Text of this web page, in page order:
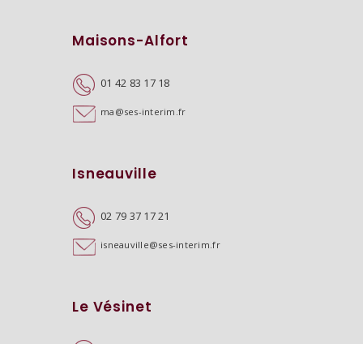
Maisons-Alfort
01 42 83 17 18
ma@ses-interim.fr
Isneauville
02 79 37 17 21
isneauville@ses-interim.fr
Le Vésinet